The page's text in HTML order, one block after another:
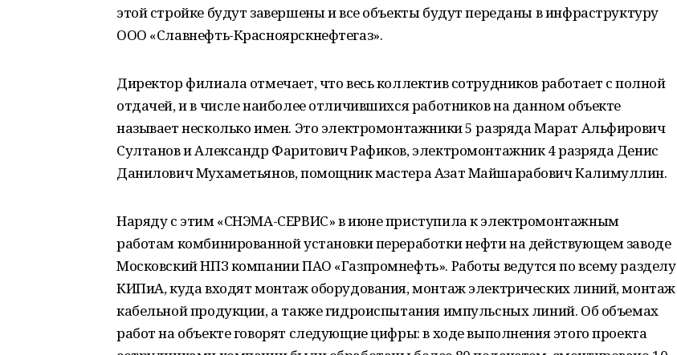
этой стройке будут завершены и все объекты будут переданы в инфраструктуру
ООО «Славнефть-Красноярскнефтегаз».
Директор филиала отмечает, что весь коллектив сотрудников работает с полной
отдачей, и в числе наиболее отличившихся работников на данном объекте
называет несколько имен. Это электромонтажники 5 разряда Марат Альфирович
Султанов и Александр Фаритович Рафиков, электромонтажник 4 разряда Денис
Данилович Мухаметьянов, помощник мастера Азат Майшарабович Калимуллин.
Наряду с этим «СНЭМА-СЕРВИС» в июне приступила к электромонтажным
работам комбинированной установки переработки нефти на действующем заводе
Московский НПЗ компании ПАО «Газпромнефть». Работы ведутся по всему разделу
КИПиА, куда входят монтаж оборудования, монтаж электрических линий, монтаж
кабельной продукции, а также гидроиспытания импульсных линий. Об объемах
работ на объекте говорят следующие цифры: в ходе выполнения этого проекта